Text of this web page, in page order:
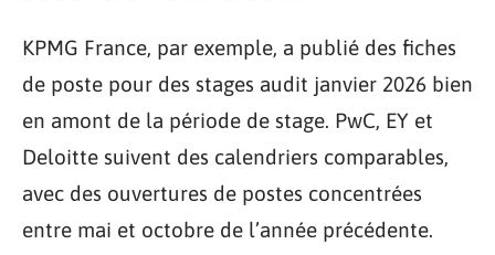
KPMG France, par exemple, a publié des fiches
de poste pour des stages audit janvier 2026 bien
en amont de la période de stage. PwC, EY et
Deloitte suivent des calendriers comparables,
avec des ouvertures de postes concentrées
entre mai et octobre de l’année précédente.